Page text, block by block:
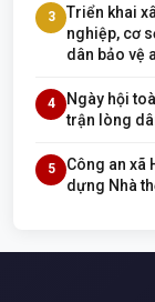
3
Triển khai
nghiệp, cơ
dân bảo vệ
4
Ngày hội
trận lòng
5
Công an xã
dựng Nhà